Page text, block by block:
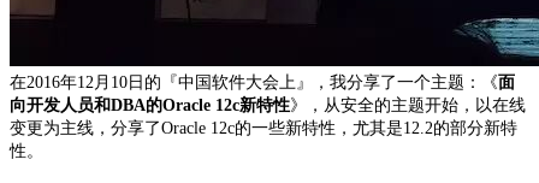
在2016年12月10日的『中国软件大会上』，我分享了一个主题：《面
向开发人员和DBA的Oracle 12c新特性》，从安全的主题开始，以在线
变更为主线，分享了Oracle 12c的一些新特性，尤其是12.2的部分新特
性。